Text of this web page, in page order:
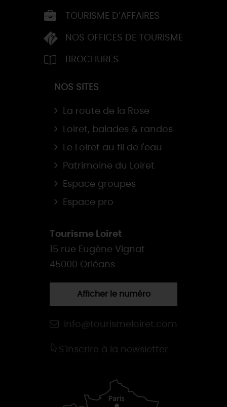
TOURISME D’AFFAIRES
NOS OFFICES DE TOURISME
BROCHURES
NOS SITES
La route de la Rose
Loiret, balades & randos
Le Loiret au fil de l'eau
Patrimoine du Loiret
Espace groupes
Espace pro
Tourisme Loiret
15 rue Eugène Vignat
45000 Orléans
Afficher le numéro
info@tourismeloiret.com
S'inscrire à la newsletter